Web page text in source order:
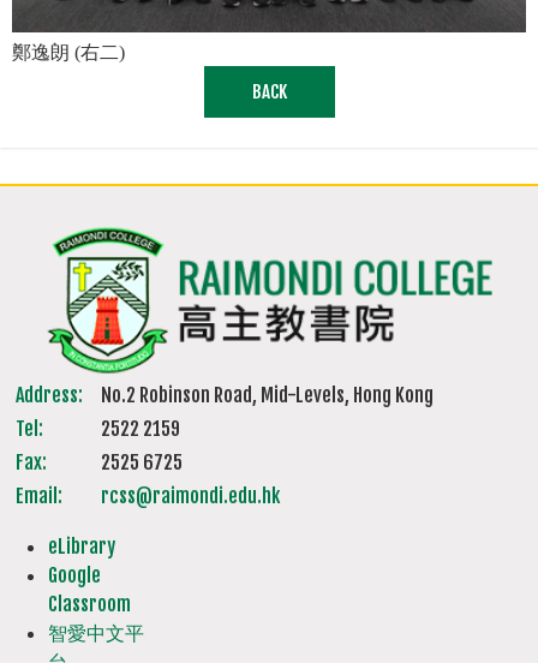
鄭逸朗 (右二)
BACK
Address:
No.2 Robinson Road, Mid-Levels, Hong Kong
Tel:
2522 2159
Fax:
2525 6725
Email:
rcss@raimondi.edu.hk
eLibrary
Google
Classroom
智愛中文平